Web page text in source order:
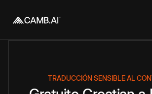
TRADUCCIÓN SENSIBLE AL